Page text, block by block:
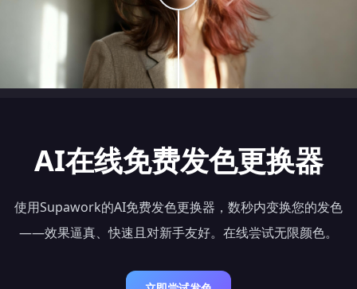
AI在线免费发色更换器
使用Supawork的AI免费发色更换器，数秒内变换您的发色
——效果逼真、快速且对新手友好。在线尝试无限颜色。